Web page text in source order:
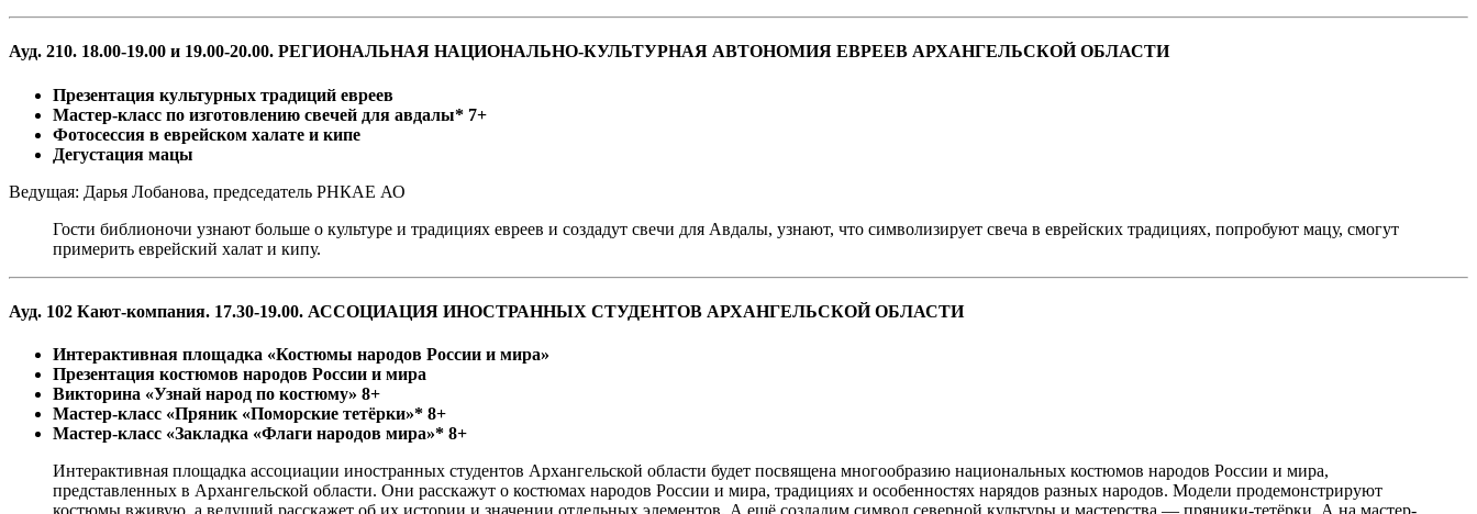
Ауд. 210. 18.00-19.00 и 19.00-20.00. РЕГИОНАЛЬНАЯ НАЦИОНАЛЬНО-КУЛЬТУРНАЯ АВТОНОМИЯ ЕВРЕЕВ АРХАНГЕЛЬСКОЙ ОБЛАСТИ
Презентация культурных традиций евреев
Мастер-класс по изготовлению свечей для авдалы* 7+
Фотосессия в еврейском халате и кипе
Дегустация мацы
Ведущая: Дарья Лобанова, председатель РНКАЕ АО
Гости библионочи узнают больше о культуре и традициях евреев и создадут свечи для Авдалы, узнают, что символизирует свеча в еврейских традициях, попробуют мацу, смогут
примерить еврейский халат и кипу.
Ауд. 102 Кают-компания. 17.30-19.00. АССОЦИАЦИЯ ИНОСТРАННЫХ СТУДЕНТОВ АРХАНГЕЛЬСКОЙ ОБЛАСТИ
Интерактивная площадка «Костюмы народов России и мира»
Презентация костюмов народов России и мира
Викторина «Узнай народ по костюму» 8+
Мастер-класс «Пряник «Поморские тетёрки»* 8+
Мастер-класс «Закладка «Флаги народов мира»* 8+
Интерактивная площадка ассоциации иностранных студентов Архангельской области будет посвящена многообразию национальных костюмов народов России и мира,
представленных в Архангельской области. Они расскажут о костюмах народов России и мира, традициях и особенностях нарядов разных народов. Модели продемонстрируют